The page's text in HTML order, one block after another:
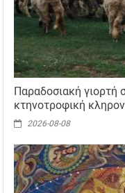
Παραδοσιακή γιορτή
κτηνοτροφική
2026-08-08